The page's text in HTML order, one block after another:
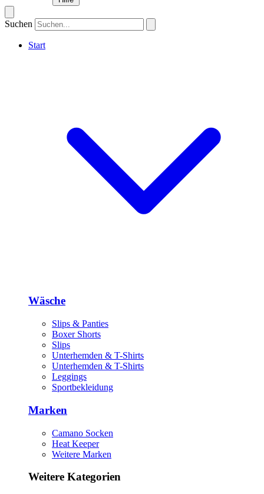
Suchen
Start
Wäsche
Slips & Panties
Boxer Shorts
Slips
Unterhemden & T-Shirts
Unterhemden & T-Shirts
Leggings
Sportbekleidung
Marken
Camano Socken
Heat Keeper
Weitere Marken
Weitere Kategorien